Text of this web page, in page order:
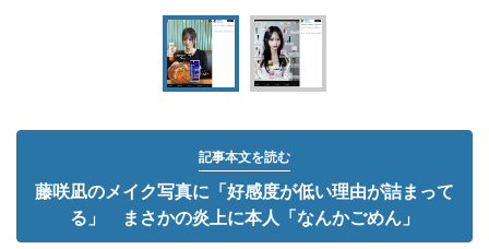
記事本文を読む
藤咲凪のメイク写真に「好感度が低い理由が詰まって
る」 まさかの炎上に本人「なんかごめん」